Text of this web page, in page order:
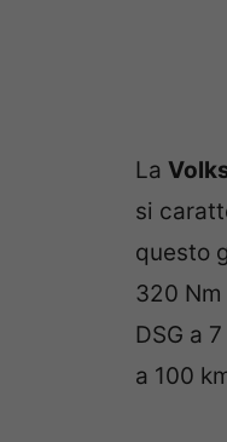
La
si
questo
320
DSG a
a 100